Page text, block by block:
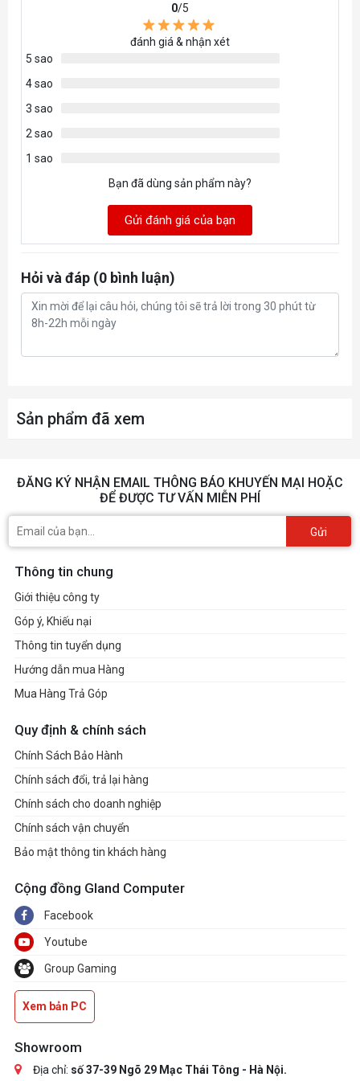
Đen nhám
Màu sắc đèn LED
Số lượng nút bấm
Tuổi thọ switch
Có dây
Dây dù
Phần mềm
Kích thước
mm x Cao 42 mm (lưng),
Trọng lượng
Thời lượng pin
Kiểu pin/sạc
Phụ kiện kèm theo
hộp
0/5
đánh giá & nhận xét
5 sao
4 sao
3 sao
2 sao
1 sao
Bạn đã dùng sản phẩm này?
Gửi đánh giá của bạn
Hỏi và đáp (0 bình luận)
Sản phẩm đã xem
ĐĂNG KÝ NHẬN EMAIL THÔNG BÁO KHUYẾN MẠI HOẶC
ĐỂ ĐƯỢC TƯ VẤN MIỄN PHÍ
Gửi
Thông tin chung
Giới thiệu công ty
Góp ý, Khiếu nại
Thông tin tuyển dụng
Hướng dẫn mua Hàng
Mua Hàng Trả Góp
Quy định & chính sách
Chính Sách Bảo Hành
Chính sách đổi, trả lại hàng
Chính sách cho doanh nghiệp
Chính sách vận chuyển
Bảo mật thông tin khách hàng
Cộng đồng Gland Computer
Facebook
Youtube
Group Gaming
Xem bản PC
Showroom
Địa chỉ: số 37-39 Ngõ 29 Mạc Thái Tông - Hà Nội.